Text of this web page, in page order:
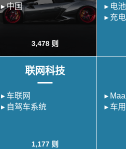
中国
3,478 则
电
充
联网科技
车联网
自驾车系统
1,177 则
车